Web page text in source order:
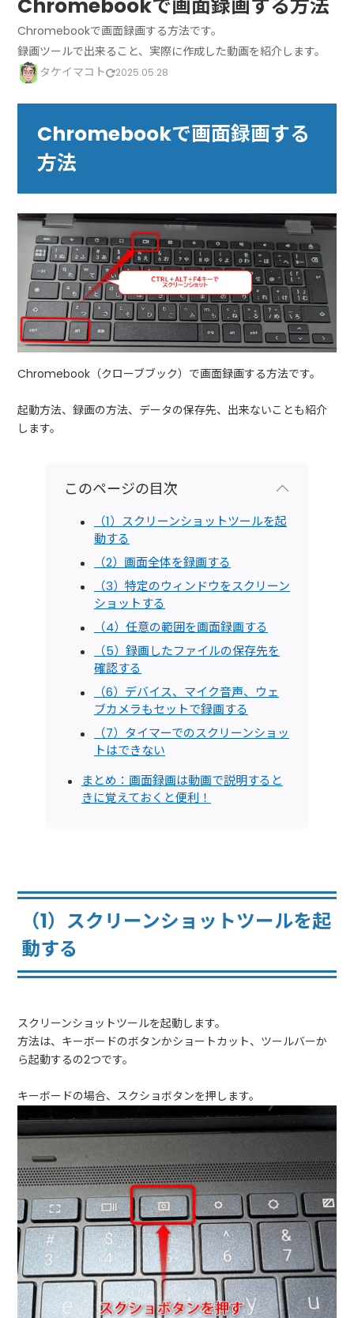
Chromebookで画面録画する方法
Chromebookで画面録画する方法です。
録画ツールで出来ること、実際に作成した動画を紹介します。
タケイマコト
2025.05.28
Chromebookで画面録画する
方法
Chromebook（クローブブック）で画面録画する方法です。
起動方法、録画の方法、データの保存先、出来ないことも紹介
します。
このページの目次
（1）スクリーンショットツールを起
動する
（2）画面全体を録画する
（3）特定のウィンドウをスクリーン
ショットする
（4）任意の範囲を画面録画する
（5）録画したファイルの保存先を
確認する
（6）デバイス、マイク音声、ウェ
ブカメラもセットで録画する
（7）タイマーでのスクリーンショッ
トはできない
まとめ：画面録画は動画で説明すると
きに覚えておくと便利！
（1）スクリーンショットツールを起
動する
スクリーンショットツールを起動します。
方法は、キーボードのボタンかショートカット、ツールバーか
ら起動するの2つです。
キーボードの場合、スクショボタンを押します。